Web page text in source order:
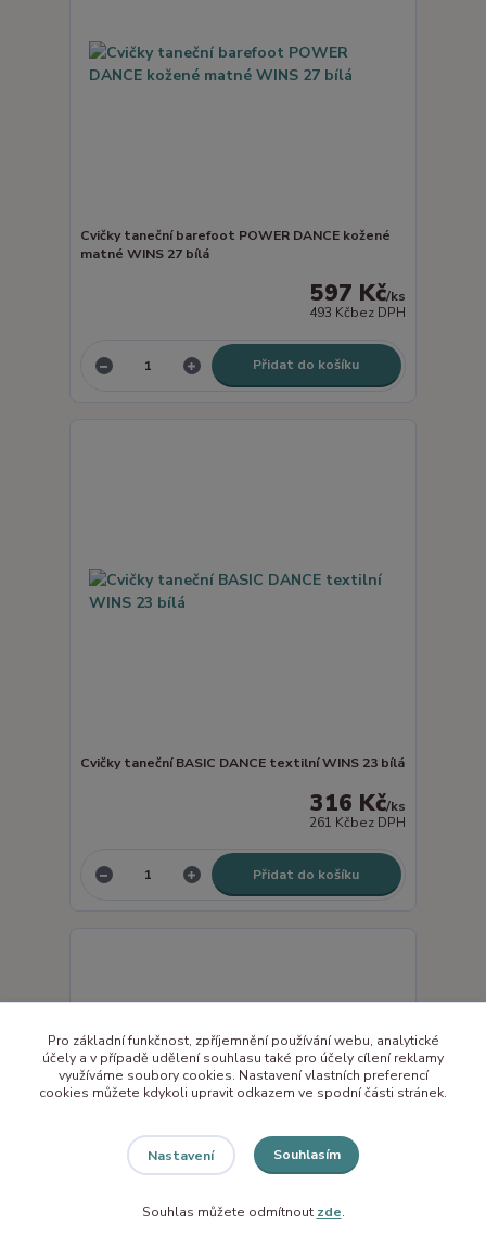
Cvičky taneční barefoot POWER DANCE kožené
matné WINS 27 bílá
597 Kč/ks
493 Kčbez DPH
Přidat do košíku
Cvičky taneční BASIC DANCE textilní WINS 23 bílá
316 Kč/ks
261 Kčbez DPH
Přidat do košíku
Pro základní funkčnost, zpříjemnění používání webu, analytické
účely a v případě udělení souhlasu také pro účely cílení reklamy
využíváme soubory cookies. Nastavení vlastních preferencí
cookies můžete kdykoli upravit odkazem ve spodní části stránek.
Nastavení Souhlasím
Souhlas můžete odmítnout zde.